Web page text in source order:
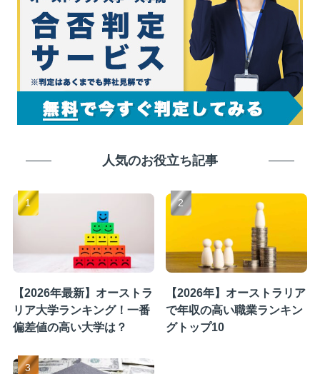
人気のお役立ち記事
【2026年最新】オーストラ
リア大学ランキング！一番
偏差値の高い大学は？
【2026年】オーストラリア
で年収の高い職業ランキン
グトップ10